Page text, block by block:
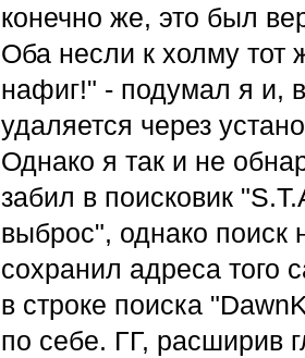
конечно же, это был
Оба несли к холму тот
нафиг!" - подумал я и,
удаляется через
Однако я так и не
забил в поисковик
выброс", однако поиск
сохранил адреса того
в строке поиска
по себе. ГГ, расширив